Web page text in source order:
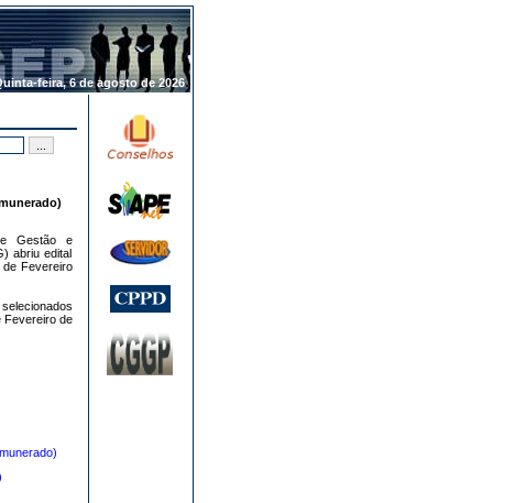
feira, 6 de agosto de 2026.
Gestão e
abriu edital
de Fevereiro
Fevereiro de